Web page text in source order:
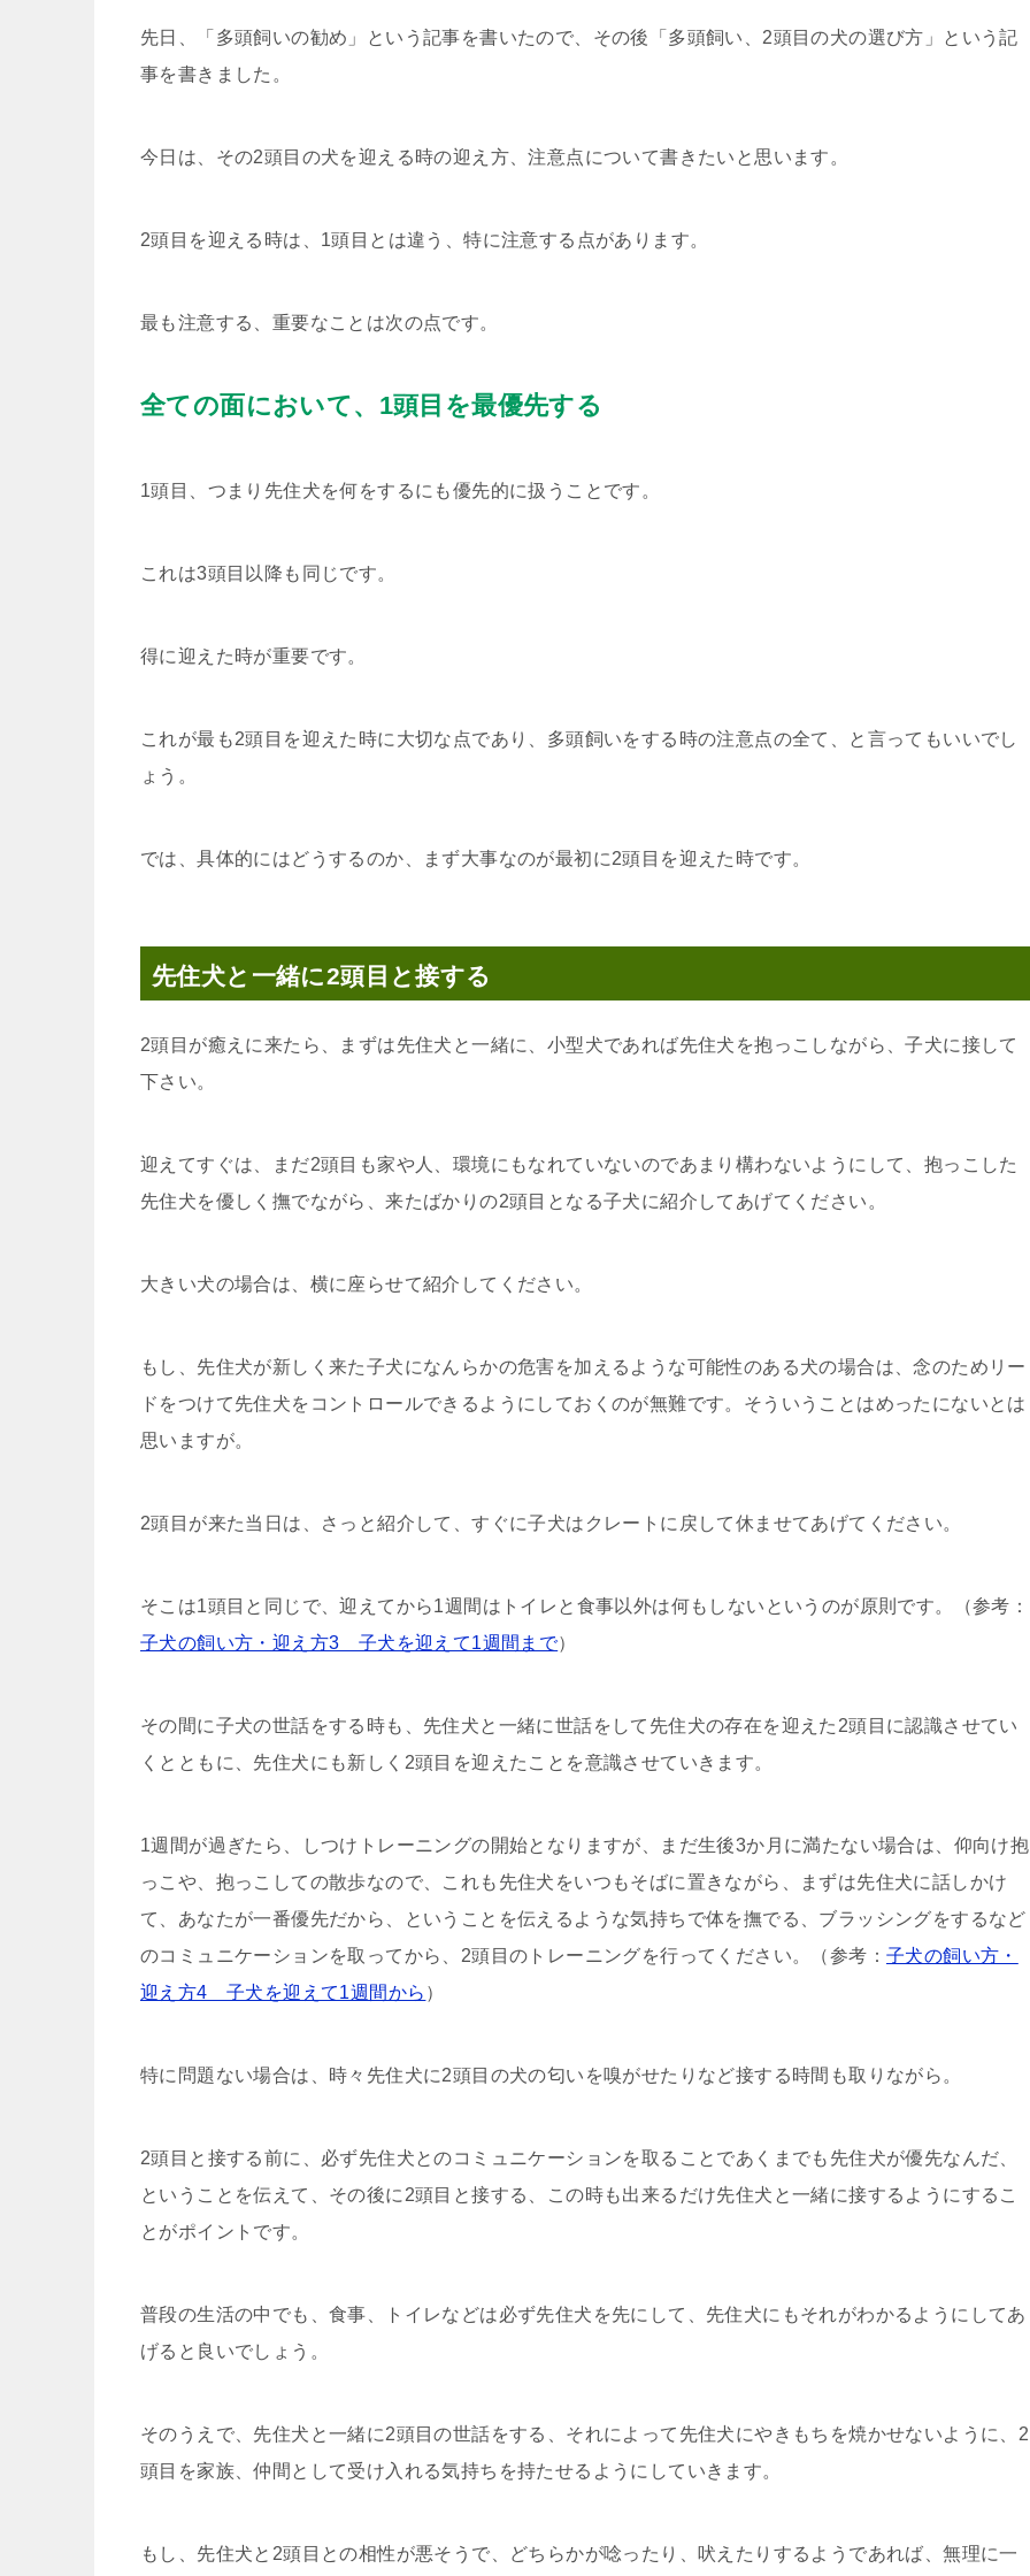
先日、「多頭飼いの勧め」という記事を書いたので、その後「多頭飼い、2頭目の犬の選び方」という記
事を書きました。
今日は、その2頭目の犬を迎える時の迎え方、注意点について書きたいと思います。
2頭目を迎える時は、1頭目とは違う、特に注意する点があります。
最も注意する、重要なことは次の点です。
全ての面において、1頭目を最優先する
1頭目、つまり先住犬を何をするにも優先的に扱うことです。
これは3頭目以降も同じです。
得に迎えた時が重要です。
これが最も2頭目を迎えた時に大切な点であり、多頭飼いをする時の注意点の全て、と言ってもいいでし
ょう。
では、具体的にはどうするのか、まず大事なのが最初に2頭目を迎えた時です。
先住犬と一緒に2頭目と接する
2頭目が癒えに来たら、まずは先住犬と一緒に、小型犬であれば先住犬を抱っこしながら、子犬に接して
下さい。
迎えてすぐは、まだ2頭目も家や人、環境にもなれていないのであまり構わないようにして、抱っこした
先住犬を優しく撫でながら、来たばかりの2頭目となる子犬に紹介してあげてください。
大きい犬の場合は、横に座らせて紹介してください。
もし、先住犬が新しく来た子犬になんらかの危害を加えるような可能性のある犬の場合は、念のためリー
ドをつけて先住犬をコントロールできるようにしておくのが無難です。そういうことはめったにないとは
思いますが。
2頭目が来た当日は、さっと紹介して、すぐに子犬はクレートに戻して休ませてあげてください。
そこは1頭目と同じで、迎えてから1週間はトイレと食事以外は何もしないというのが原則です。（参考：
子犬の飼い方・迎え方3 子犬を迎えて1週間まで）
その間に子犬の世話をする時も、先住犬と一緒に世話をして先住犬の存在を迎えた2頭目に認識させてい
くとともに、先住犬にも新しく2頭目を迎えたことを意識させていきます。
1週間が過ぎたら、しつけトレーニングの開始となりますが、まだ生後3か月に満たない場合は、仰向け抱
っこや、抱っこしての散歩なので、これも先住犬をいつもそばに置きながら、まずは先住犬に話しかけ
て、あなたが一番優先だから、ということを伝えるような気持ちで体を撫でる、ブラッシングをするなど
のコミュニケーションを取ってから、2頭目のトレーニングを行ってください。（参考： 子犬の飼い方・
迎え方4 子犬を迎えて1週間から ）
特に問題ない場合は、時々先住犬に2頭目の犬の匂いを嗅がせたりなど接する時間も取りながら。
2頭目と接する前に、必ず先住犬とのコミュニケーションを取ることであくまでも先住犬が優先なんだ、
ということを伝えて、その後に2頭目と接する、この時も出来るだけ先住犬と一緒に接するようにするこ
とがポイントです。
普段の生活の中でも、食事、トイレなどは必ず先住犬を先にして、先住犬にもそれがわかるようにしてあ
げると良いでしょう。
そのうえで、先住犬と一緒に2頭目の世話をする、それによって先住犬にやきもちを焼かせないように、2
頭目を家族、仲間として受け入れる気持ちを持たせるようにしていきます。
もし、先住犬と2頭目との相性が悪そうで、どちらかが唸ったり、吠えたりするようであれば、無理に一